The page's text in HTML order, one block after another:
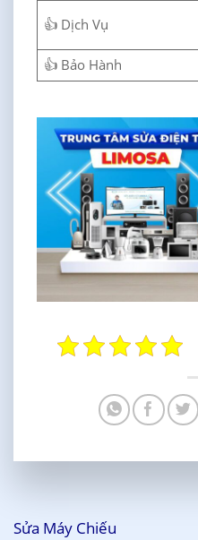
👍 Dịch Vụ
👍 Bảo Hành
Sửa Máy Chiếu